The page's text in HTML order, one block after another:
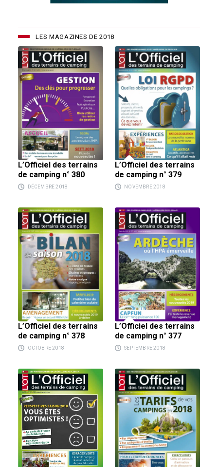
LES MAGAZINES DE 2018
L’Officiel des terrains
de camping n° 380
DÉCEMBRE 2018
L’Officiel des terrains
de camping n° 379
NOVEMBRE 2018
L’Officiel des terrains
de camping n° 378
OCTOBRE 2018
L’Officiel des terrains
de camping n° 377
SEPTEMBRE 2018